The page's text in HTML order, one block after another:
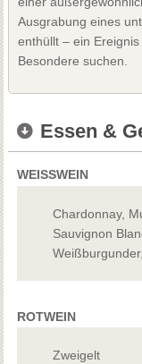
Ausgrabung eines
enthüllt – ein
Besondere suchen.
Essen &
WEISSWEIN
Chardonnay,
Sauvignon
ROTWEIN
Zweigelt